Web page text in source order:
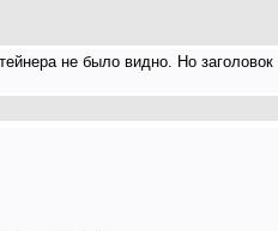
не было видно. Но